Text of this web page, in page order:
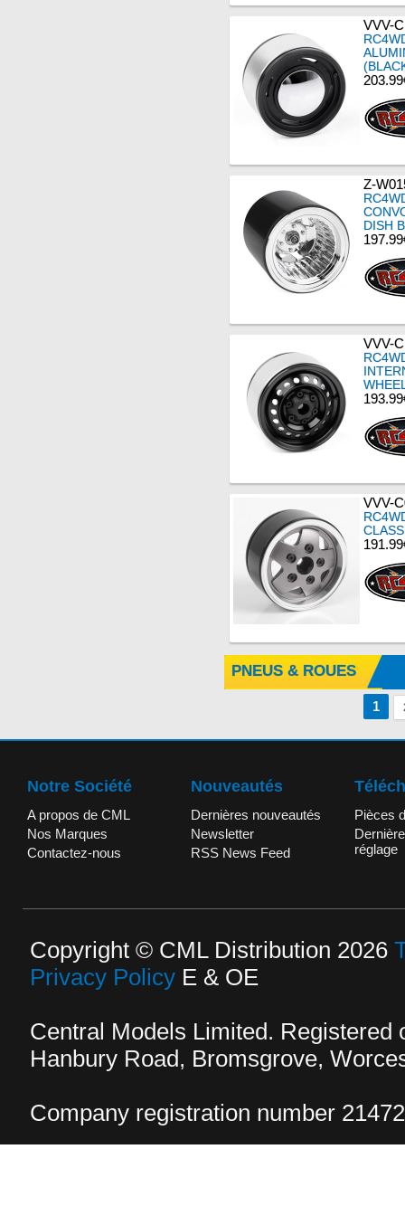
VVV-
Z-
DISH
VVV-
VVV-
PNEUS & ROUES
1
Notre Société
A propos de CML
Nos Marques
Contactez-nous
Nouveautés
Dernières nouveautés
Newsletter
RSS News Feed
Pièces
réglage
Copyright © CML Distribution 2026
Privacy Policy E & OE
Central Models Limited. Registered
Hanbury Road, Bromsgrove,
Company registration number